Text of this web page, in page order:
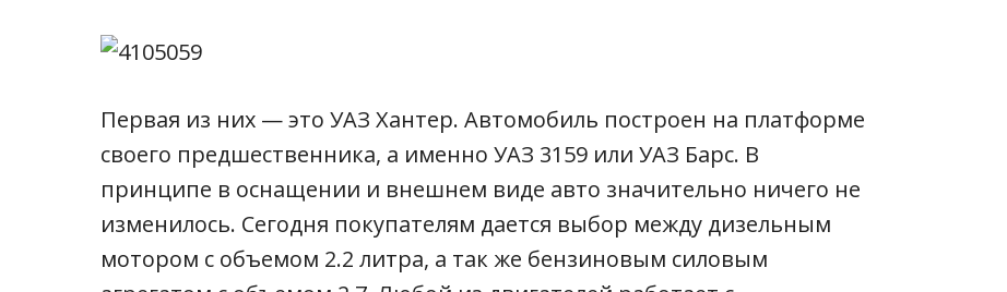
Первая из них — это УАЗ Хантер. Автомобиль построен на платформе
своего предшественника, а именно УАЗ 3159 или УАЗ Барс. В
принципе в оснащении и внешнем виде авто значительно ничего не
изменилось. Сегодня покупателям дается выбор между дизельным
мотором с объемом 2.2 литра, а так же бензиновым силовым